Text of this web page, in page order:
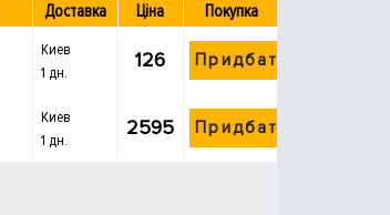
Доставка Ціна Покупка
Киев
1 дн.
126 Придбати
Киев
1 дн.
2595 Придбати